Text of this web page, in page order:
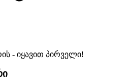
- იყავით პირველი!